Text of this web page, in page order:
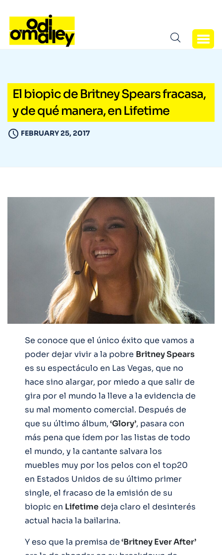
El biopic de Britney Spears fracasa,
y de qué manera, en Lifetime
FEBRUARY 25, 2017
Se conoce que el único éxito que vamos a
poder dejar vivir a la pobre Britney Spears
es su espectáculo en Las Vegas, que no
hace sino alargar, por miedo a que salir de
gira por el mundo la lleve a la evidencia de
su mal momento comercial. Después de
que su último álbum,‘Glory’, pasara con
más pena que ídem por las listas de todo
el mundo, y la cantante salvara los
muebles muy por los pelos con el top20
en Estados Unidos de su último primer
single, el fracaso de la emisión de su
biopic en Lifetimedeja claro el desinterés
actual hacia la bailarina.
Y eso que la premisa de‘Britney Ever After’